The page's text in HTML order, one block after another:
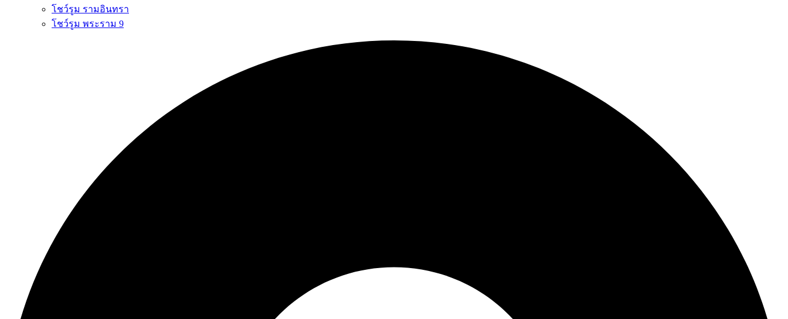
โชว์รูม รามอินทรา
โชว์รูม พระราม 9